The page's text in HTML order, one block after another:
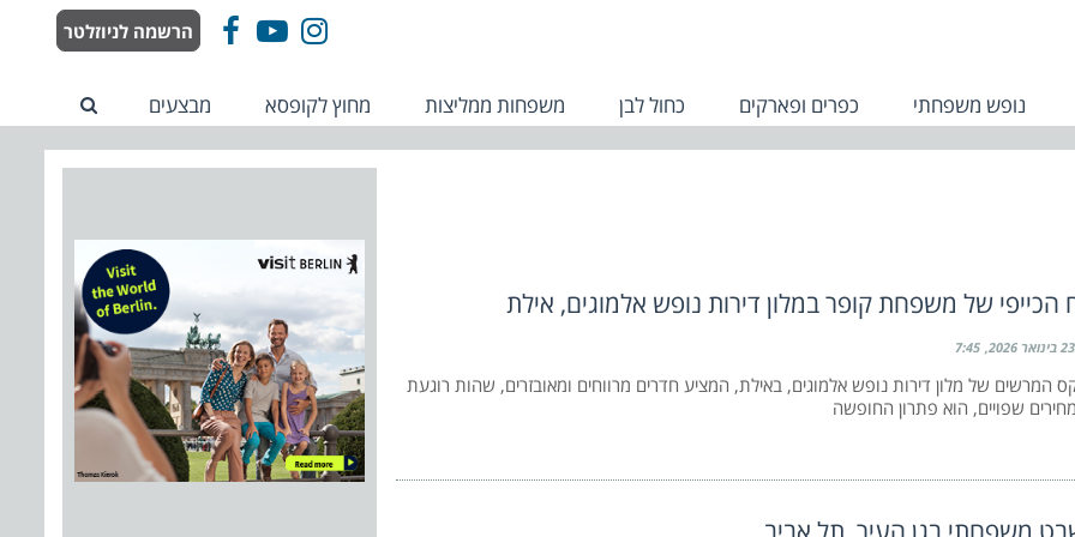
FacebookYouTube
Instagram הרשמה לניוזלטר
נופש משפחתי כפרים ופארקים כחול לבן משפחות ממליצות מחוץ לקופסא מבצעים
הכייפי של משפחת קופר במלון דירות נופש אלמוגים, אילת
23 בינואר 2026 7:45
המרשים של מלון דירות נופש אלמוגים, באילת, המציע חדרים מרווחים ומאובזרים, שהות רוגעת
שפויים, הוא פתרון החופשה